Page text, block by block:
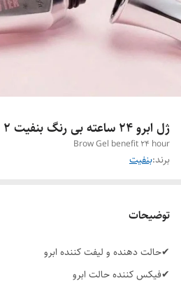
ژل ابرو ۲۴ ساعته بی رنگ بنفیت 2 میل با جعبه
Brow Gel benefit 24 hour
برند:بنفیت
توضیحات
✔حالت دهنده و لیفت کننده ابرو
✔فیکس کننده حالت ابرو